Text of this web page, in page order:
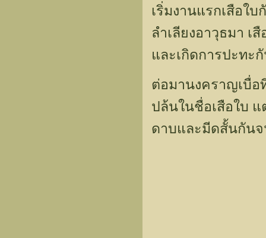
เริ่มงานแรกเสือ
ลำเลียงอาวุธมา
และเกิดการปะทะ
ต่อมานงคราญเบื่อ
ปล้นในชื่อเสือใบ แ
ดาบและมีดสั้นกันจ